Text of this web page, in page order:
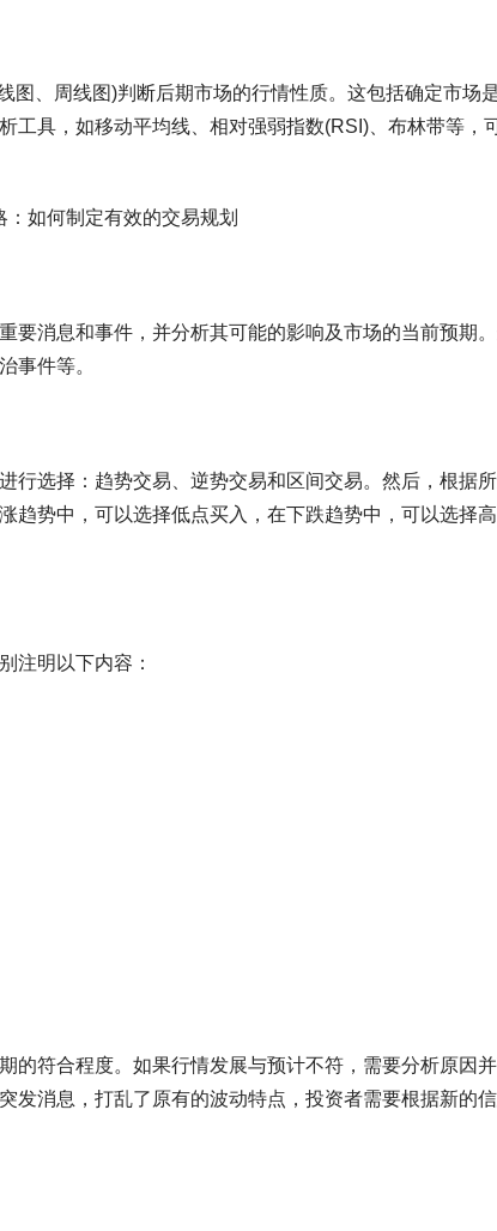
图、周线图)判断后期市场的行情性质。这包括确定市场
工具，如移动平均线、相对强弱指数(RSI)、布林带等，
要消息和事件，并分析其可能的影响及市场的当前预期
事件等。
行选择：趋势交易、逆势交易和区间交易。然后，根据
趋势中，可以选择低点买入，在下跌趋势中，可以选择
注明以下内容：
的符合程度。如果行情发展与预计不符，需要分析原因
发消息，打乱了原有的波动特点，投资者需要根据新的